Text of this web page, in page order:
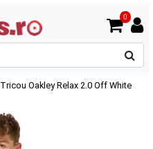
0
Tricou Oakley Relax 2.0 Off White